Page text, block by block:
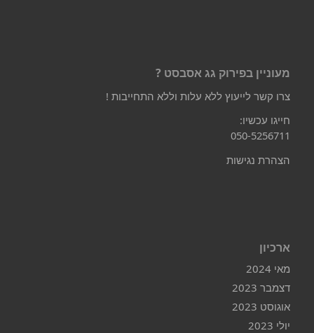
מעוניין בפירוק גג אסבסט ?
צרו קשר לייעוץ ללא עלות וללא התחייבות !
חייגו עכשיו:
050-5256711
הצהרת נגישות
ארכיון
מאי 2024
דצמבר 2023
אוגוסט 2023
יולי 2023